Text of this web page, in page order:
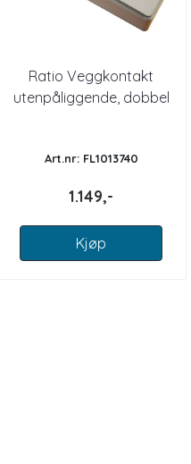
Ratio Veggkontakt
utenpåliggende, dobbel
Art.nr: FL1013740
1.149,-
Kjøp